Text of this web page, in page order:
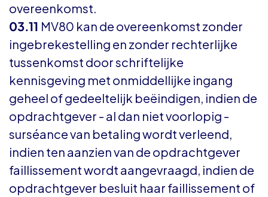
overeenkomst.
03.11 MV80 kan de overeenkomst zonder
ingebrekestelling en zonder rechterlijke
tussenkomst door schriftelijke
kennisgeving met onmiddellijke ingang
geheel of gedeeltelijk beëindigen, indien de
opdrachtgever - al dan niet voorlopig -
surséance van betaling wordt verleend,
indien ten aanzien van de opdrachtgever
faillissement wordt aangevraagd, indien de
opdrachtgever besluit haar faillissement of